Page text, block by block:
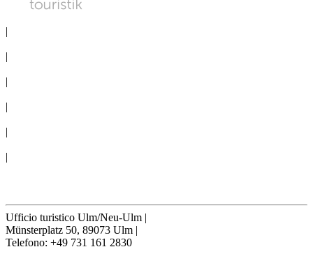
|
|
|
|
|
|
Ufficio turistico Ulm/Neu-Ulm |
Münsterplatz 50, 89073 Ulm |
Telefono: +49 731 161 2830